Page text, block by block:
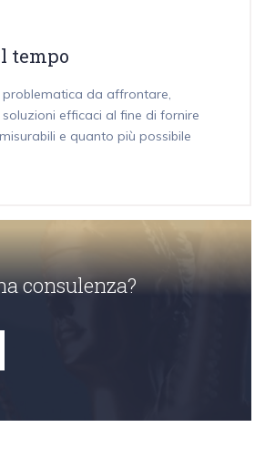
tempo
problematica da affrontare,
efficaci al fine di fornire
e quanto più possibile
consulenza?